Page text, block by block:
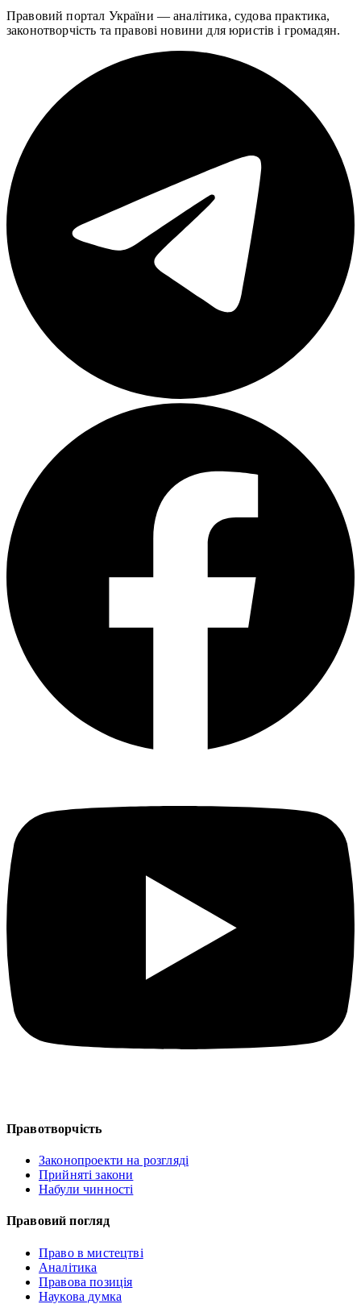
Правовий портал України — аналітика, судова практика,
законотворчість та правові новини для юристів і громадян.
Правотворчість
Законопроекти на розгляді
Прийняті закони
Набули чинності
Правовий погляд
Право в мистецтві
Аналітика
Правова позиція
Наукова думка